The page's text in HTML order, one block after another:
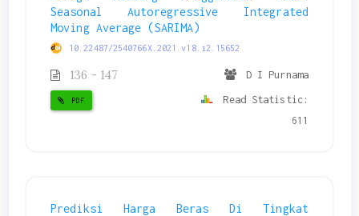
Seasonal Autoregressive Integrated
Moving Average (SARIMA)
10.22487/2540766X.2021.v18.i2.15652
136 - 147 D I Purnama
PDF
Read Statistic:
611
Prediksi Harga Beras Di Tingkat